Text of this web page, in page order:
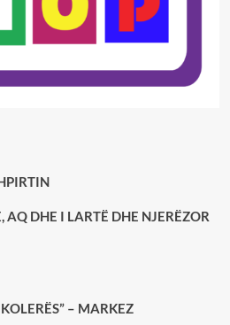
AQ DHE I LARTË DHE NJERËZOR
– MARKEZ